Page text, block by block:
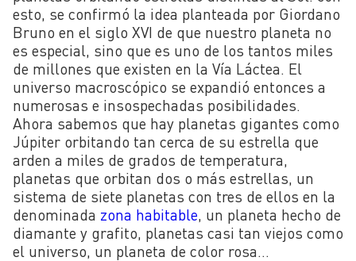
esto, se confirmó la idea planteada por Giordano
Bruno en el siglo XVI de que nuestro planeta no
es especial, sino que es uno de los tantos miles
de millones que existen en la Vía Láctea. El
universo macroscópico se expandió entonces a
numerosas e insospechadas posibilidades.
Ahora sabemos que hay planetas gigantes como
Júpiter orbitando tan cerca de su estrella que
arden a miles de grados de temperatura,
planetas que orbitan dos o más estrellas, un
sistema de siete planetas con tres de ellos en la
denominada zona habitable , un planeta hecho de
diamante y grafito, planetas casi tan viejos como
el universo, un planeta de color rosa…